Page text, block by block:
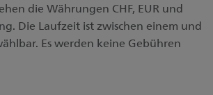
die Währungen CHF, EUR und
Die Laufzeit ist zwischen einem und
Es werden keine Gebühren